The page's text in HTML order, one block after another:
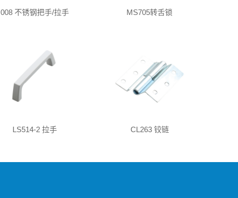
008 不锈钢把手/拉手 MS705转舌锁
LS514-2 拉手 CL263 铰链